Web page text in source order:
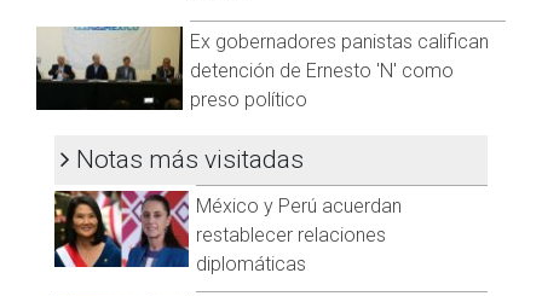
Ex gobernadores panistas califican
detención de Ernesto 'N' como
preso político
Notas más visitadas
México y Perú acuerdan
restablecer relaciones
diplomáticas